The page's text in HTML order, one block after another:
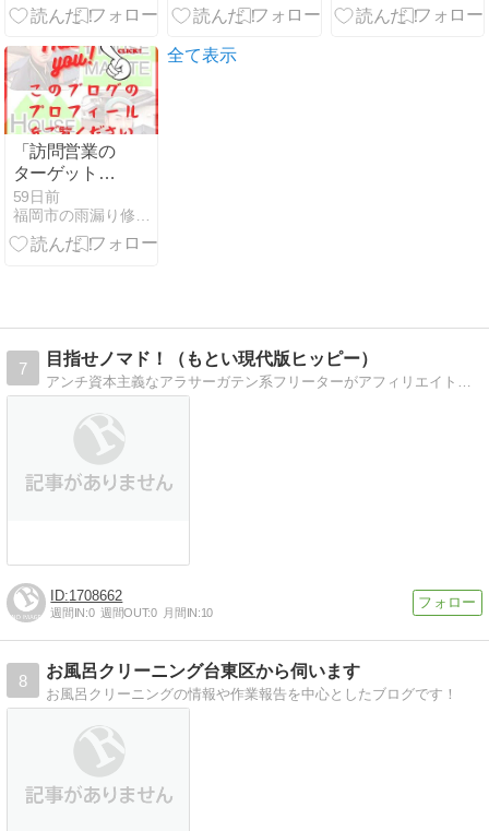
した｜便利屋
は？
「訪問営業の
ターゲット回
避！自宅サロ
ンの外観を守
る窓枠リフレ
59日前
全て表示
7
目指せノマド！（もとい現代版ヒッピー）
1708662
週間IN:0 週間OUT:0 月間IN:10
8
お風呂クリーニング台東区から伺います
お風呂クリーニングの情報や作業報告を中心としたブログです！